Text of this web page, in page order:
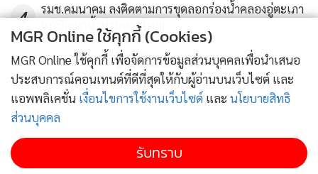
4
รมช.คมนาคม ลงติดตามการขุดลอกร่องน้ำคลองอู่ตะเภา
แก้ปัญหาน้ำท่วมหาดใหญ่
ข่าวอื่นในหมวด
MGR Online ใช้คุกกี้ (Cookies)
MGR Online ใช้คุกกี้ เพื่อจัดการข้อมูลส่วนบุคคลเพื่อนำเสนอ
ประสบการณ์คอนเทนต์ที่ดีที่สุดให้กับผู้อ่านบนเว็บไซต์ และ
แอพพลิเคชั่น เงื่อนไขการใช้งานเว็บไซต์ และ นโยบายสิทธิ
ส่วนบุคคล
รับทราบ